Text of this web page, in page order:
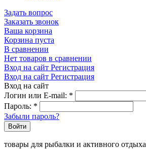
Задать вопрос
Заказать звонок
Ваша корзина
Корзина пуста
В сравнении
Нет товаров в сравнении
Вход на сайт Регистрация
Вход на сайт Регистрация
Вход на сайт
Логин или E-mail: *
Пароль: *
Забыли пароль?
Войти
товары для рыбалки и активного отдыха